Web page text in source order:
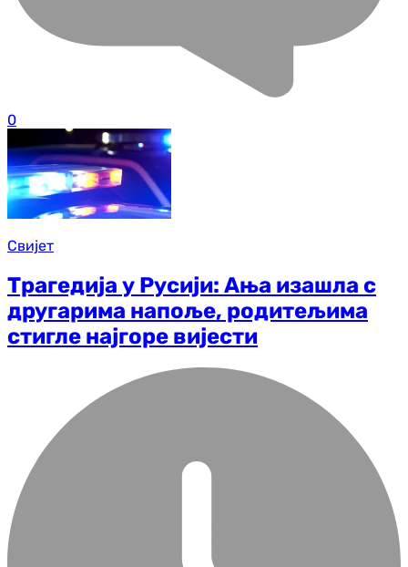
0
Свијет
Трагедија у Русији: Ања изашла с
другарима напоље, родитељима
стигле најгоре вијести